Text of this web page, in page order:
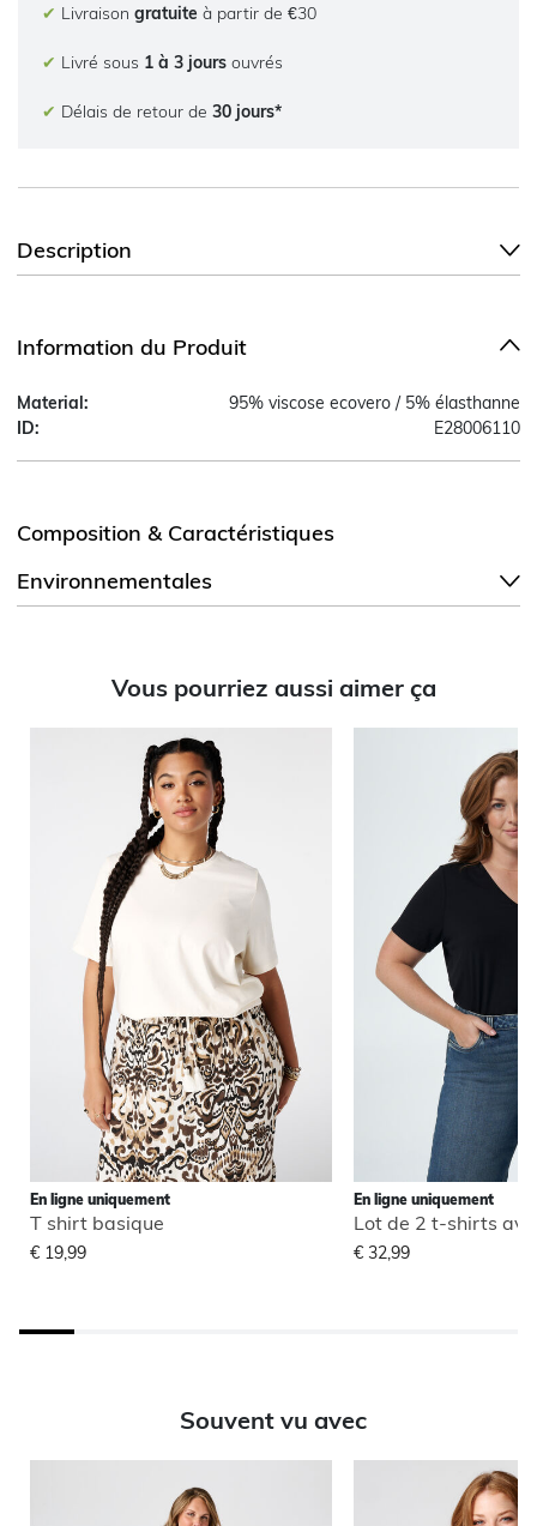
✔ Livraison gratuite à partir de €30
✔ Livré sous 1 à 3 jours ouvrés
✔ Délais de retour de 30 jours*
Description
Information du Produit
Material:
95% viscose ecovero / 5% élasthanne
ID:
E28006110
Composition & Caractéristiques
Environnementales
Vous pourriez aussi aimer ça
En ligne uniquement
T shirt basique
€ 19,99
En ligne uniquement
Lot de 2 t-shirts
€ 32,99
Souvent vu avec